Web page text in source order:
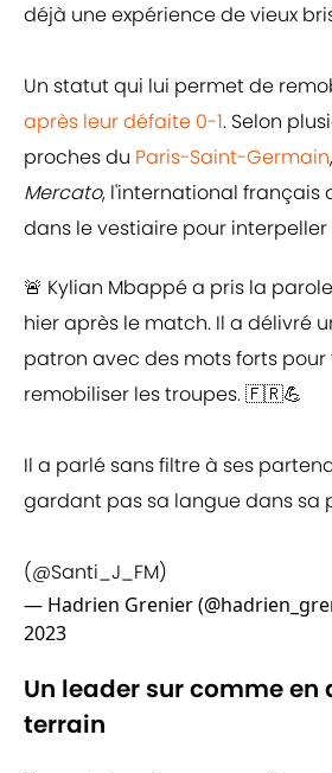
déjà une expérience de vieux
Un statut qui lui permet de
après leur défaite 0-1. Selon
proches du Paris-Saint-Germain
Mercato, l'international français
dans le vestiaire pour
🚨 Kylian Mbappé a pris la
hier après le match. Il a délivré
patron avec des mots forts
remobiliser les troupes. 🇫🇷💪
Il a parlé sans filtre à ses
gardant pas sa langue dans sa
(@Santi_J_FM)
— Hadrien Grenier
2023
Un leader sur comme en
terrain